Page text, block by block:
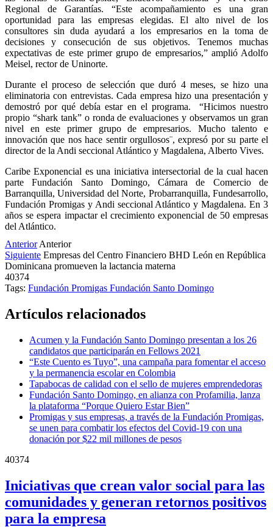
Regional de Garantías. “Este acompañamiento es una gran
oportunidad para las empresas elegidas. El alto nivel de los
consultores sin duda ayudará a los empresarios en la toma de
decisiones y consecución de sus objetivos. Tenemos muchas
expectativas de este primer grupo de empresarios,” amplió Adolfo
Meisel, rector de Uninorte.
Durante el proceso de selección que duró 4 meses, se hizo una
eliminatoria con entrevistas. Cada empresa hizo una presentación y
demostró por qué debía estar en el programa. “Hicimos nuestro
propio “shark tank” o ronda de evaluaciones y observamos un gran
nivel en este primer grupo de empresarios. Mucho talento e
innovación que nos hace sentir orgullosos¨, expresó por su parte el
director de la Andi seccional Atlántico y Magdalena, Alberto Vives.
Caribe Exponencial es una iniciativa intersectorial de la cual hacen
parte Fundación Santo Domingo, Cámara de Comercio de
Barranquilla, Universidad del Norte, Probarranquilla, Fundesarrollo,
Fundación Promigas y Andi seccional Atlántico y Magdalena. En 3
años se espera impactar el crecimiento exponencial de 50 empresas
del Atlántico.
Anterior Anterior
Siguiente Empresas del Centro Financiero BHD León en República
Dominicana promueven la lactancia materna
40374
Tags: Fundación Promigas Fundación Santo Domingo
Artículos relacionados
Acumen y la Fundación Santo Domingo presentan a los 26
candidatos que participarán en Fellows 2021
“Este Cuento es Tuyo”, una campaña para fomentar el acceso
y la permanencia escolar en Colombia
Tapabocas de calidad con el sello de mujeres emprendedoras
Fundación Santo Domingo, en alianza con Profamilia, lanza
la plataforma “Porque Quiero Estar Bien”
Promigas y sus empresas, a través de la Fundación Promigas,
se unen para combatir los efectos del Covid-19 con una
donación por $22 mil millones de pesos
40374
Iniciativas que crean valor social para las
comunidades y generan retornos positivos
para la empresa